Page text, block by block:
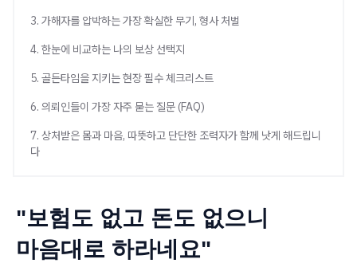
3. 가해자를 압박하는 가장 확실한 무기, 형사 처벌
4. 한눈에 비교하는 나의 보상 선택지
5. 골든타임을 지키는 현장 필수 체크리스트
6. 의뢰인들이 가장 자주 묻는 질문 (FAQ)
7. 상처받은 몸과 마음, 따뜻하고 단단한 조력자가 함께 낫게 해드립니
다
"보험도 없고 돈도 없으니
마음대로 하라네요"